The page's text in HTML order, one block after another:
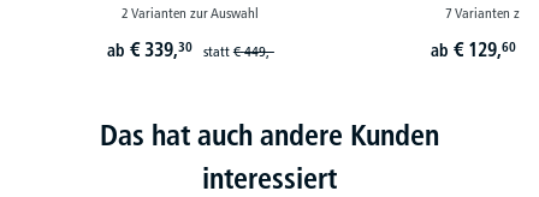
2 Varianten zur Auswahl
ab € 339,30 statt€ 449,-
7 Varianten zur
ab € 129,60
Das hat auch andere Kunden
interessiert